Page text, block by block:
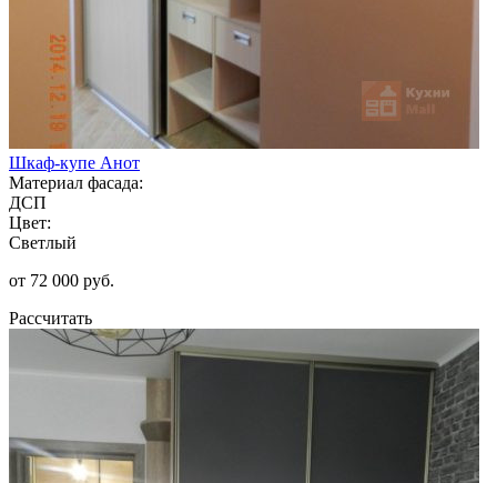
Шкаф-купе Анот
Материал фасада:
ДСП
Цвет:
Светлый
от 72 000 руб.
Рассчитать